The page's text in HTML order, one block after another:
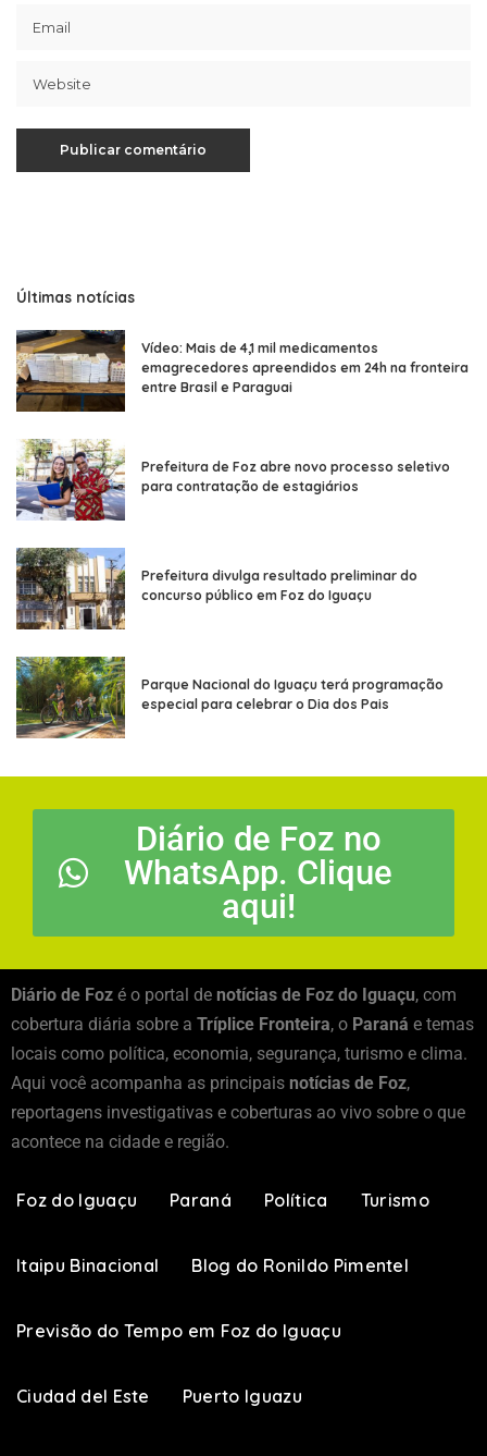
Últimas notícias
Vídeo: Mais de 4,1 mil medicamentos
emagrecedores apreendidos em 24h na fronteira
entre Brasil e Paraguai
Prefeitura de Foz abre novo processo seletivo
para contratação de estagiários
Prefeitura divulga resultado preliminar do
concurso público em Foz do Iguaçu
Parque Nacional do Iguaçu terá programação
especial para celebrar o Dia dos Pais
Diário de Foz no
WhatsApp. Clique
aqui!
Diário de Foz é o portal de notícias de Foz do Iguaçu, com
cobertura diária sobre a Tríplice Fronteira, o Paraná e temas
locais como política, economia, segurança, turismo e clima.
Aqui você acompanha as principais notícias de Foz,
reportagens investigativas e coberturas ao vivo sobre o que
acontece na cidade e região.
Foz do Iguaçu Paraná Política Turismo
Itaipu Binacional Blog do Ronildo Pimentel
Previsão do Tempo em Foz do Iguaçu
Ciudad del Este Puerto Iguazu